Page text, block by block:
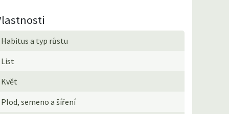
Habitus a typ růstu
List
Květ
Plod, semeno a šíření